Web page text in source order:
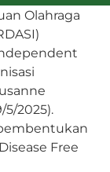
Olahraga
2025).
Free